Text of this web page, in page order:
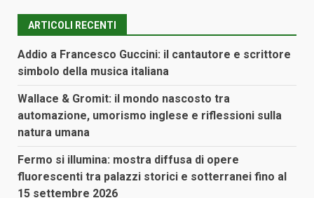
ARTICOLI RECENTI
Addio a Francesco Guccini: il cantautore e scrittore
simbolo della musica italiana
Wallace & Gromit: il mondo nascosto tra
automazione, umorismo inglese e riflessioni sulla
natura umana
Fermo si illumina: mostra diffusa di opere
fluorescenti tra palazzi storici e sotterranei fino al
15 settembre 2026